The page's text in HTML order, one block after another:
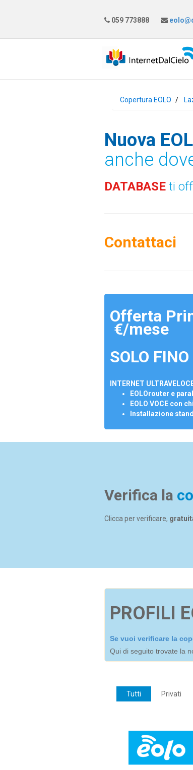
059 773888
Copertura EOLO
Nuova
anche
DATABASE ti
Contattaci
Offerta
€/mese
SOLO
INTERNET
EOLOrouter e
EOLO VOCE con
Installazione
Verifica la
Clicca per verificare,
PROFILI
Se vuoi verificare la
Qui di seguito trovate la
Tutti Privati